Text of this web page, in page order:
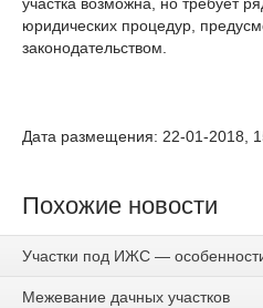
юридических процедур,
законодательством.
Дата размещения: 22-01-2018,
Похожие новости
Участки под ИЖС —
Межевание дачных участков